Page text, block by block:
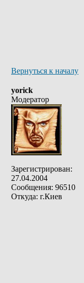
Вернуться к началу
yorick
Модератор
Зарегистрирован:
27.04.2004
Сообщения: 96510
Откуда: г.Киев